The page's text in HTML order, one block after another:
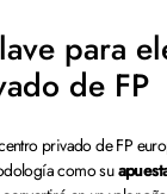
para
de FP
privado de FP
como su